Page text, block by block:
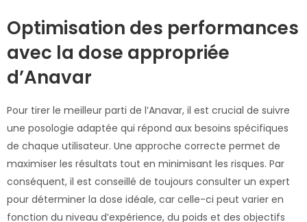
Optimisation des performances
avec la dose appropriée
d’Anavar
Pour tirer le meilleur parti de l’Anavar, il est crucial de suivre
une posologie adaptée qui répond aux besoins spécifiques
de chaque utilisateur. Une approche correcte permet de
maximiser les résultats tout en minimisant les risques. Par
conséquent, il est conseillé de toujours consulter un expert
pour déterminer la dose idéale, car celle-ci peut varier en
fonction du niveau d’expérience, du poids et des objectifs